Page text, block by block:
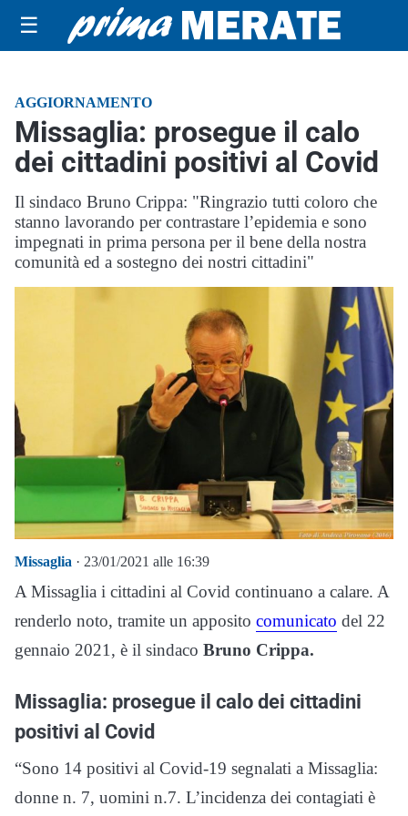
☰
AGGIORNAMENTO
Missaglia: prosegue il calo
dei cittadini positivi al Covid
Il sindaco Bruno Crippa: "Ringrazio tutti coloro che
stanno lavorando per contrastare l’epidemia e sono
impegnati in prima persona per il bene della nostra
comunità ed a sostegno dei nostri cittadini"
Missaglia · 23/01/2021 alle 16:39
A Missaglia i cittadini al Covid continuano a calare. A
renderlo noto, tramite un apposito comunicato del 22
gennaio 2021, è il sindaco Bruno Crippa.
Missaglia: prosegue il calo dei cittadini
positivi al Covid
“Sono 14 positivi al Covid-19 segnalati a Missaglia:
donne n. 7, uomini n.7. L’incidenza dei contagiati è